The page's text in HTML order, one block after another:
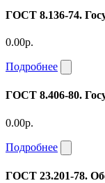
ГОСТ 8.136-74.
0.00р.
Подробнее
ГОСТ 8.406-80.
0.00р.
Подробнее
ГОСТ 23.201-78.